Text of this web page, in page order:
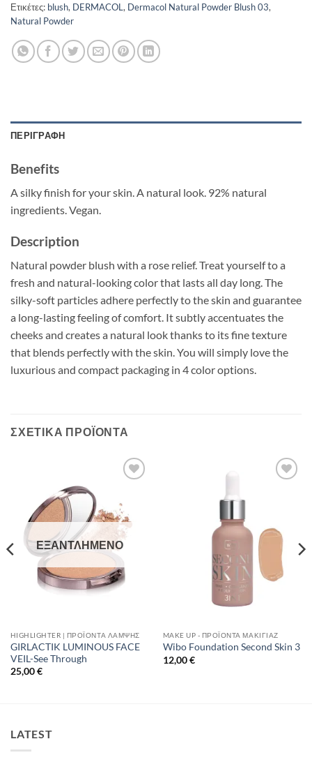
Ετικέτες: blush, DERMACOL , Dermacol Natural Powder Blush 03,
Natural Powder
ΠΕΡΙΓΡΑΦΉ
Benefits
A silky finish for your skin. A natural look. 92% natural
ingredients. Vegan.
Description
Natural powder blush with a rose relief. Treat yourself to a
fresh and natural-looking color that lasts all day long. The
silky-soft particles adhere perfectly to the skin and guarantee
a long-lasting feeling of comfort. It subtly accentuates the
cheeks and creates a natural look thanks to its fine texture
that blends perfectly with the skin. You will simply love the
luxurious and compact packaging in 4 color options.
ΣΧΕΤΙΚΆ ΠΡΟΪΌΝΤΑ
ΕΞΑΝΤΛΗΜΈΝΟ
HIGHLIGHTER | ΠΡΟΪΌΝΤΑ ΛΆΜΨΗΣ
GIRLACTIK LUMINOUS FACE
VEIL-See Through
25,00€
MAKE UP - ΠΡΟΪΌΝΤΑ ΜΑΚΙΓΙΆΖ
Wibo Foundation Second Skin 3
12,00€
LATEST